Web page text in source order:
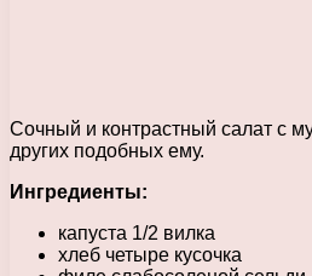
Сочный и контрастный салат с
других подобных ему.
Ингредиенты:
капуста 1/2 вилка
хлеб четыре кусочка